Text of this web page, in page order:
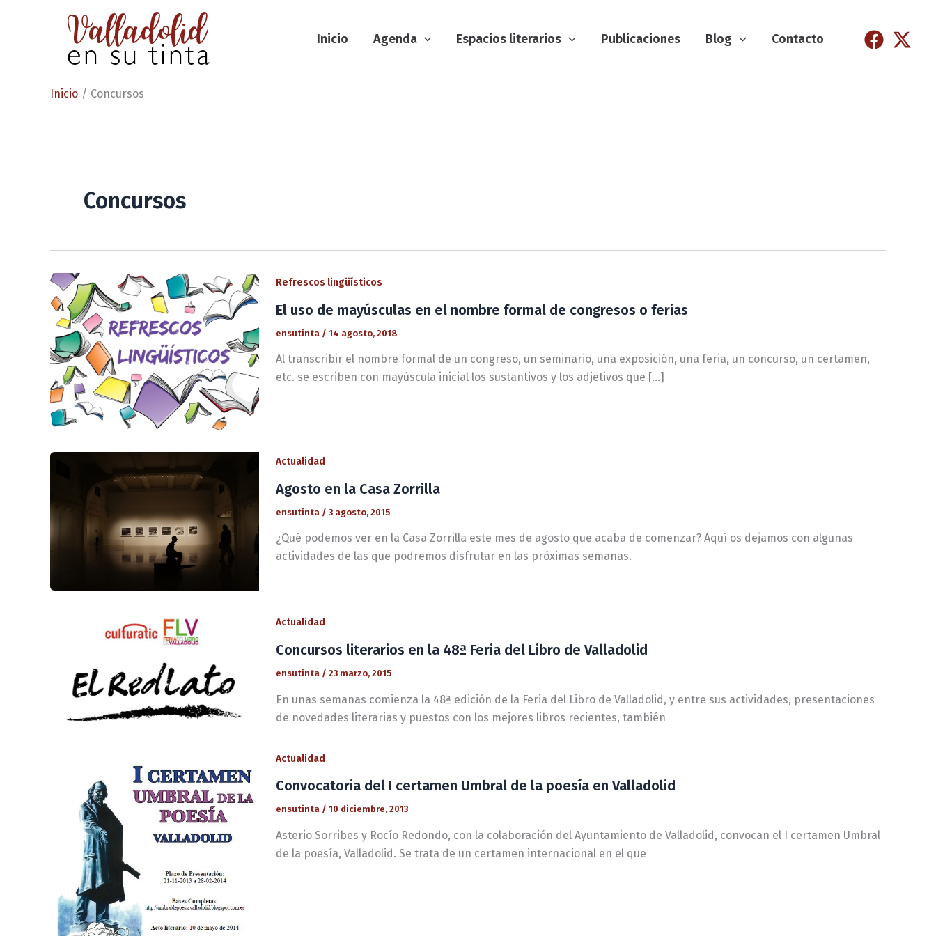
Inicio Agenda Espacios literarios Publicaciones Blog Contacto
Inicio Concursos
Concursos
Refrescos lingüísticos
El uso de mayúsculas en el nombre formal de congresos o ferias
ensutinta / 14 agosto, 2018
Al transcribir el nombre formal de un congreso, un seminario, una exposición, una feria, un concurso, un certamen,
etc. se escriben con mayúscula inicial los sustantivos y los adjetivos que […]
Actualidad
Agosto en la Casa Zorrilla
ensutinta / 3 agosto, 2015
¿Qué podemos ver en la Casa Zorrilla este mes de agosto que acaba de comenzar? Aquí os dejamos con algunas
actividades de las que podremos disfrutar en las próximas semanas.
Actualidad
Concursos literarios en la 48ª Feria del Libro de Valladolid
ensutinta / 23 marzo, 2015
En unas semanas comienza la 48ª edición de la Feria del Libro de Valladolid, y entre sus actividades, presentaciones
de novedades literarias y puestos con los mejores libros recientes, también
Actualidad
Convocatoria del I certamen Umbral de la poesía en Valladolid
ensutinta / 10 diciembre, 2013
Asterio Sorribes y Rocío Redondo, con la colaboración del Ayuntamiento de Valladolid, convocan el I certamen Umbral
de la poesía, Valladolid. Se trata de un certamen internacional en el que